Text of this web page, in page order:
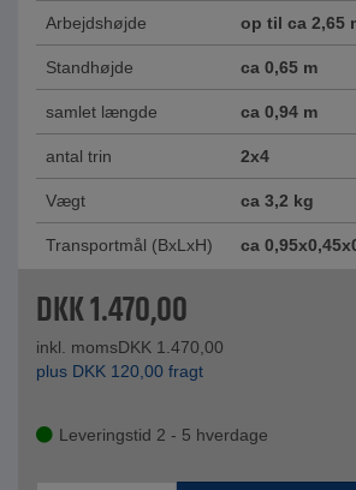
Arbejdshøjde op til ca 2,65
Standhøjde ca 0,65 m
samlet længde ca 0,94 m
antal trin 2x4
Vægt ca 3,2 kg
Transportmål (BxLxH) ca
DKK1.470,00
inkl. momsDKK 1.470,00
plus DKK 120,00 fragt
Leveringstid 2 - 5 hverdage